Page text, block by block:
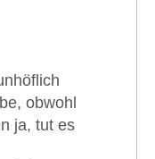
obwohl
ja, tut es